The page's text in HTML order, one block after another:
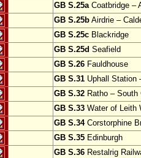
GB S.25aCoatbridge –
GB S.25b Airdrie –
GB S.25c Blackridge
GB S.25d Seafield
GB S.26 Fauldhouse
GB S.31 Uphall Station
GB S.32 Ratho – South
GB S.33 Water of Leith
GB S.34Corstorphine
GB S.35 Edinburgh
GB S.36 Restalrig